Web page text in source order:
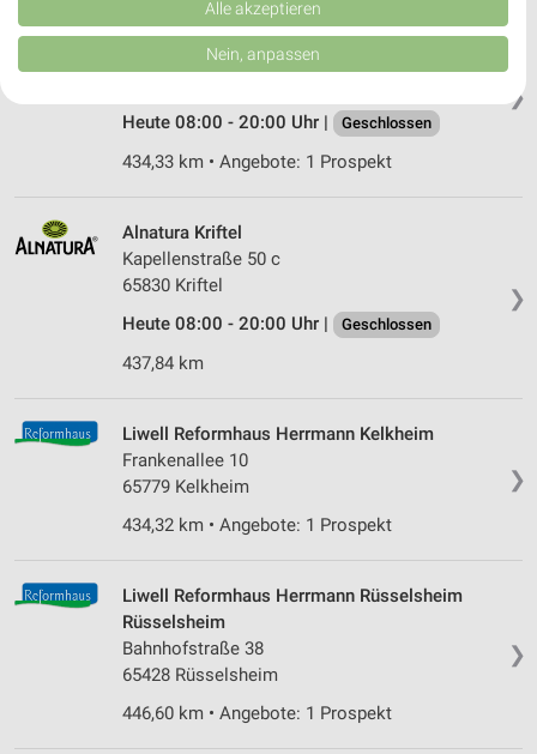
❯
Denns BioMarkt Kelkheim
Fischbacher Str. 6
Heute 08:00 - 20:00 Uhr |
Geschlossen
434,33 km • Angebote: 1 Prospekt
❯
Alnatura Kriftel
Kapellenstraße 50 c
65830 Kriftel
Heute 08:00 - 20:00 Uhr |
Geschlossen
437,84 km
❯
Liwell Reformhaus Herrmann Kelkheim
Frankenallee 10
65779 Kelkheim
434,32 km • Angebote: 1 Prospekt
❯
Liwell Reformhaus Herrmann Rüsselsheim
Rüsselsheim
Bahnhofstraße 38
65428 Rüsselsheim
446,60 km • Angebote: 1 Prospekt
Verbesserung der Angebote. Verwendung reduzierter Daten zur Auswahl
von Inhalten.
Daten können außerhalb der Europäischen Union weitergegeben und in die
Website/App.
Wir nutzen Ihre Daten für folgende Zwecke:
Speichern von oder Zugriff auf Informationen
auf einem Endgerät
Verwendung reduzierter Daten zur Auswahl von
Werbeanzeigen
Erstellung von Profilen für personalisierte
Verwendung von Profilen zur Auswahl
personalisierter Werbung
Erstellung von Profilen zur Personalisierung
von Inhalten
Verwendung von Profilen zur Auswahl
personalisierter Inhalte
Messung der Werbeleistung
Messung der Performance von Inhalten
Alle akzeptieren
Nein, anpassen